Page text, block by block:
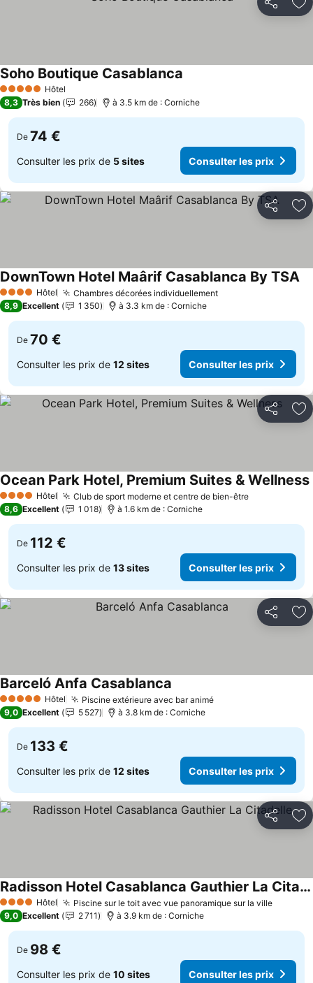
Partager
5 Étoiles Hôtel
Soho Boutique Casablanca
8,3 Très bien 266 à 3.5 km de : Corniche
De 74 €
Consulter les prix de 5 sites Consulter les prix
Partager
4 Étoiles Hôtel Chambres décorées individuellement
DownTown Hotel Maârif Casablanca By TSA
8,9 Excellent 1 350 à 3.3 km de : Corniche
De 70 €
Consulter les prix de 12 sites Consulter les prix
Partager
4 Étoiles Hôtel Club de sport moderne et centre de bien-être
Ocean Park Hotel, Premium Suites & Wellness
8,6 Excellent 1 018 à 1.6 km de : Corniche
De 112 €
Consulter les prix de 13 sites Consulter les prix
Partager
5 Étoiles Hôtel Piscine extérieure avec bar animé
Barceló Anfa Casablanca
9,0 Excellent 5 527 à 3.8 km de : Corniche
De 133 €
Consulter les prix de 12 sites Consulter les prix
Partager
4 Étoiles Hôtel Piscine sur le toit avec vue panoramique sur la ville
Radisson Hotel Casablanca Gauthier La Citadelle
9,0 Excellent 2 711 à 3.9 km de : Corniche
De 98 €
Consulter les prix de 10 sites Consulter les prix